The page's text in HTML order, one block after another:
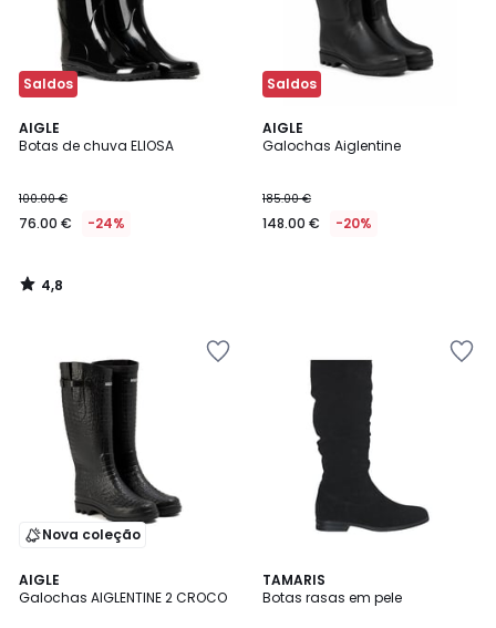
Saldos
AIGLE
Botas de chuva ELIOSA
100.00 €
76.00 € -24%
4,8
/ 5
4,8
/
Saldos
AIGLE
Galochas Aiglentine
185.00 €
148.00 € -20%
Nova coleção
AIGLE
Galochas AIGLENTINE 2 CROCO
TAMARIS
Botas rasas em pele
4,3
/ 5